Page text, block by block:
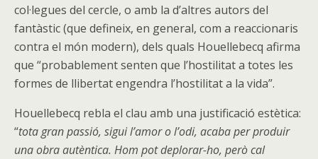
col·legues del cercle, o amb la d’altres autors del
fantàstic (que defineix, en general, com a reaccionaris
contra el món modern), dels quals Houellebecq afirma
que “probablement senten que l’hostilitat a totes les
formes de llibertat engendra l’hostilitat a la vida”.
Houellebecq rebla el clau amb una justificació estètica:
“tota gran passió, sigui l’amor o l’odi, acaba per produir
una obra autèntica. Hom pot deplorar-ho, però cal